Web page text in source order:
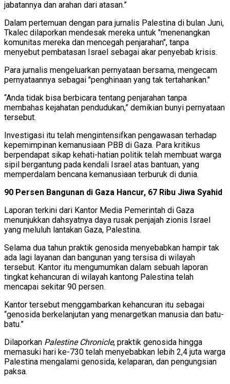
jabatannya dan arahan dari atasan.”
Dalam pertemuan dengan para jurnalis Palestina di bulan Juni,
Tkalec dilaporkan mendesak mereka untuk "menenangkan
komunitas mereka dan mencegah penjarahan", tanpa
menyebut pembatasan Israel sebagai akar penyebab krisis.
Para jurnalis mengeluarkan pernyataan bersama, mengecam
pernyataannya sebagai "penghinaan yang tak tertahankan."
“Anda tidak bisa berbicara tentang penjarahan tanpa
membahas kejahatan pendudukan,” demikian bunyi pernyataan
tersebut.
Investigasi itu telah mengintensifkan pengawasan terhadap
kepemimpinan kemanusiaan PBB di Gaza. Para kritikus
berpendapat sikap kehati-hatian politik telah membuat warga
sipil bergantung pada kendali Israel atas bantuan, yang
memperdalam bencana kemanusiaan terburuk di dunia.
90 Persen Bangunan di Gaza Hancur, 67 Ribu Jiwa Syahid
Laporan terkini dari Kantor Media Pemerintah di Gaza
menunjukkan dahsyatnya daya rusak penjajah zionis Israel
yang meluluh lantakan Gaza, Palestina.
Selama dua tahun praktik genosida menyebabkan hampir tak
ada lagi layanan dan bangunan yang tersisa di wilayah
tersebut. Kantor itu mengumumkan dalam sebuah laporan
tingkat kehancuran di wilayah kantong Palestina telah
mencapai sekitar 90 persen.
Kantor tersebut menggambarkan kehancuran itu sebagai
“genosida berkelanjutan yang menargetkan manusia dan batu-
batu.”
Dilaporkan Palestine Chronicle, praktik genosida hingga
memasuki hari ke-730 telah menyebabkan lebih 2,4 juta warga
Palestina mengalami genosida, kelaparan, dan pengungsian
paksa.